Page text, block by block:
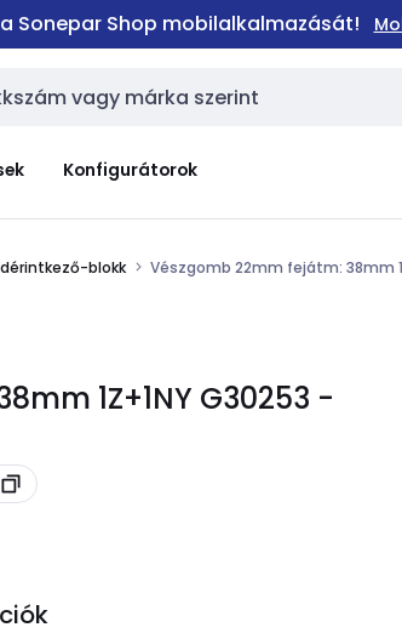
Sonepar Shop mobilalkalmazását!
Konfigurátorok
blokk Vészgomb 22mm fejátm: 38mm
1Z+1NY G30253 -